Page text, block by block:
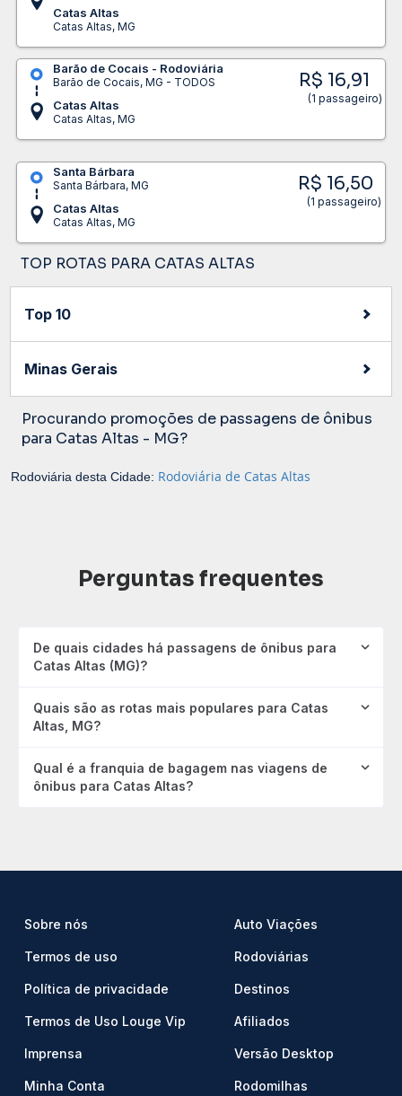
Catas Altas
Catas Altas, MG
Barão de Cocais - Rodoviária
Barão de Cocais, MG - TODOS
Catas Altas
Catas Altas, MG
R$ 16,91
(1 passageiro)
Santa Bárbara
Santa Bárbara, MG
Catas Altas
Catas Altas, MG
R$ 16,50
(1 passageiro)
TOP ROTAS PARA CATAS ALTAS
Top 10
Minas Gerais
Procurando promoções de passagens de ônibus
para Catas Altas - MG?
Rodoviária desta Cidade: Rodoviária de Catas Altas
Perguntas frequentes
De quais cidades há passagens de ônibus para
Catas Altas (MG)?
Quais são as rotas mais populares para Catas
Altas, MG?
Qual é a franquia de bagagem nas viagens de
ônibus para Catas Altas?
Sobre nós
Termos de uso
Política de privacidade
Termos de Uso Louge Vip
Imprensa
Minha Conta
Auto Viações
Rodoviárias
Destinos
Afiliados
Versão Desktop
Rodomilhas